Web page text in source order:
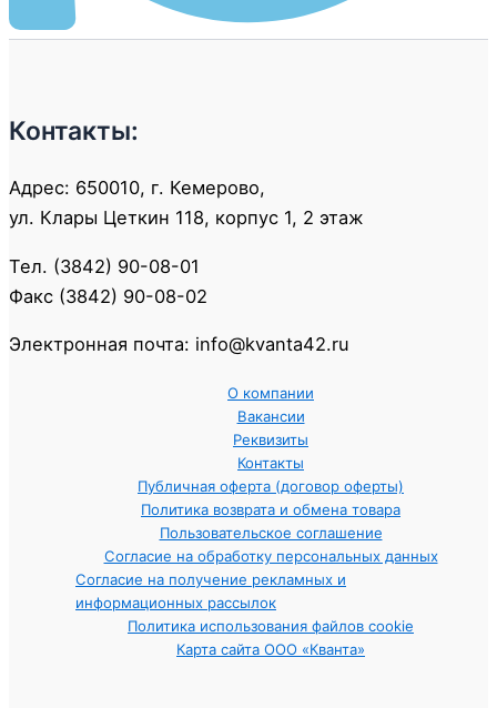
Контакты:
Адрес: 650010, г. Кемерово,
ул. Клары Цеткин 118, корпус 1, 2 этаж
Тел. (3842) 90-08-01
Факс (3842) 90-08-02
Электронная почта: info@kvanta42.ru
О компании
Вакансии
Реквизиты
Контакты
Публичная оферта (договор оферты)
Политика возврата и обмена товара
Пользовательское соглашение
Согласие на обработку персональных данных
Согласие на получение рекламных и
информационных рассылок
Политика использования файлов cookie
Карта сайта ООО «Кванта»